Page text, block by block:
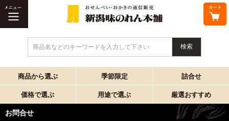
商品名などのキーワードを入力して下さい
商品から選ぶ 季節限定 詰合せ
価格で選ぶ 用途で選ぶ 厳選おすすめ
お問合せ